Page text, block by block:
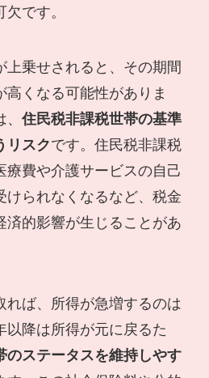
です。
上乗せされると、その期間
高くなる可能性がありま
住民税非課税世帯の基準
リスクです。住民税非課税
療費や介護サービスの自己
けられなくなるなど、税金
済的影響が生じることがあ
れば、所得が急増するのは
以降は所得が元に戻るた
のステータスを維持しやす